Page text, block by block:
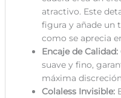
atractivo. Este
figura y añade un
como se aprecia
Encaje de Calidad:
suave y fino,
máxima
Colaless Invisible: